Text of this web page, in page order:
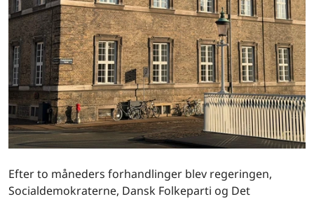
Efter to måneders forhandlinger blev regeringen,
Socialdemokraterne, Dansk Folkeparti og Det